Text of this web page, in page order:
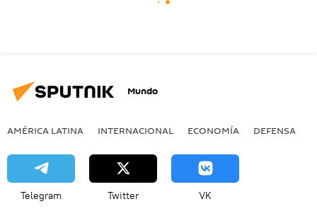
Mundo
AMÉRICA LATINA INTERNACIONAL ECONOMÍA DEFENSA
Telegram Twitter VK